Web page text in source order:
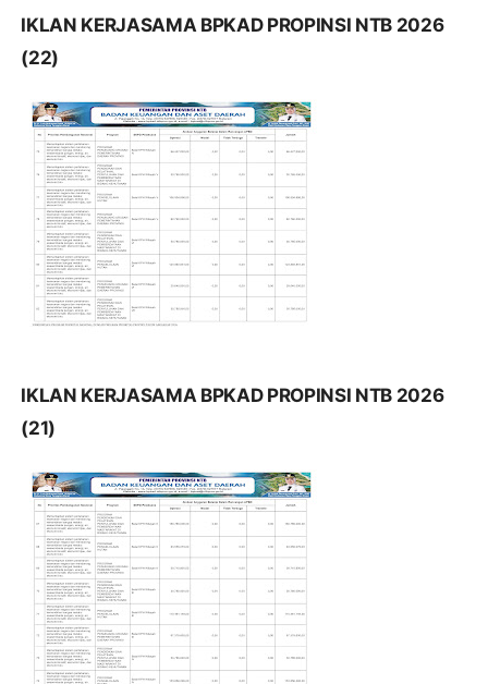
IKLAN KERJASAMA BPKAD PROPINSI NTB 2026
(22)
IKLAN KERJASAMA BPKAD PROPINSI NTB 2026
(21)